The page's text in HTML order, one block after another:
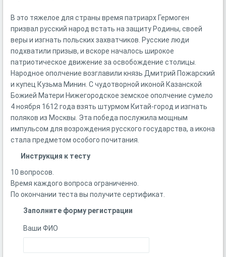
В это тяжелое для страны время патриарх Гермоген
призвал русский народ встать на защиту Родины, своей
веры и изгнать польских захватчиков. Русские люди
подхватили призыв, и вскоре началось широкое
патриотическое движение за освобождение столицы.
Народное ополчение возглавили князь Дмитрий Пожарский
и купец Кузьма Минин. С чудотворной иконой Казанской
Божией Матери Нижегородское земское ополчение сумело
4 ноября 1612 года взять штурмом Китай-город и изгнать
поляков из Москвы. Эта победа послужила мощным
импульсом для возрождения русского государства, а икона
стала предметом особого почитания.
Инструкция к тесту
10 вопросов.
Время каждого вопроса ограниченно.
По окончании теста вы получите сертификат.
Заполните форму регистрации
Ваши ФИО